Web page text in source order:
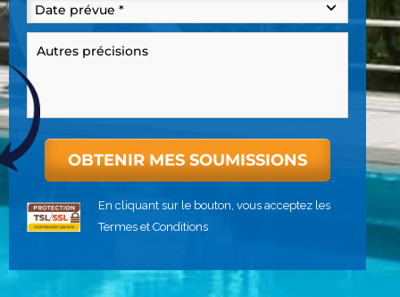
En cliquant sur le bouton, vous acceptez les
Termes et Conditions